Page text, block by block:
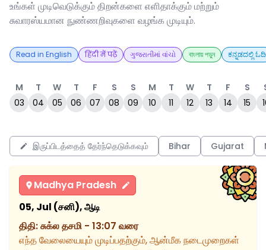
உங்கள் முடிவெடுக்கும் திறன்களை எளிதாக்கும் மற்றும்
சுவாரஸ்யமான நுண்ணறிவுகளை வழங்க முடியும்.
Read in English हिंदी में पढ़ें ગુજરાતીમાં વાંચો বাংলায় পড়ুন ಕನ್ನಡದಲ್ಲಿ ಓದಿ
M
03
T
04
W
05
T
06
F
07
S
08
S
09
M
10
T
11
W
12
T
13
F
14
S
15
இருப்பிடத்தைத் தேர்ந்தெடுக்கவும் Bihar Gujarat
Madhya Pradesh
05, Jul (சனி), ஆடி
திதி:சுக்ல தசமி - 13:07 வரை
எந்த வேலையையும் முடிப்பதற்கும், ஆன்மீக நடைமுறைகள்